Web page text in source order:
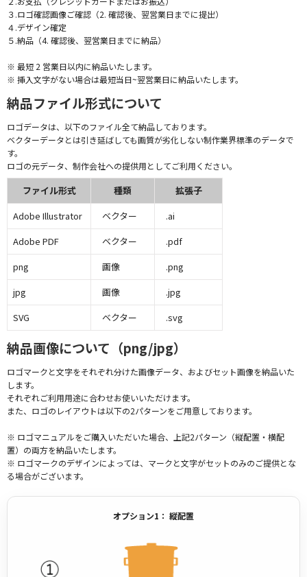
３.ロゴ確認画像ご確認（2. 確認後、翌営業日までに提出）
４.デザイン確定
５.納品（4. 確認後、翌営業日までに納品）
※ 最短 2 営業日以内に納品いたします。
※ 挿入文字がない場合は最短当日~翌営業日に納品いたします。
納品ファイル形式について
ロゴデータは、以下のファイル全て納品しております。
ベクターデータとは引き延ばしても画質が劣化しない制作業界標準のデータで
す。
ロゴの元データ、制作会社への提供用としてご利用ください。
ファイル形式 種類
拡張子
Adobe Illustrator
ベクター
.ai
Adobe PDF
ベクター
.pdf
png
画像
.png
jpg
画像
.jpg
SVG
ベクター .svg
納品画像について（png/jpg）
ロゴマークと文字をそれぞれ分けた画像データ、およびセット画像を納品いた
します。
それぞれご利用用途に合わせお使いいただけます。
また、ロゴのレイアウトは以下の2パターンをご用意しております。
※ ロゴマニュアルをご購入いただいた場合、上記2パターン（縦配置・横配
置）の両方を納品いたします。
※ ロゴマークのデザインによっては、マークと文字がセットのみのご提供とな
る場合がございます。
オプション1： 縦配置